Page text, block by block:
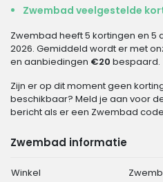
Zwembad veelgestelde
Zwembad heeft 5 kortingen en 5
2026. Gemiddeld wordt er met
en aanbiedingen €20 bespaard.
Zijn er op dit moment geen
beschikbaar? Meld je aan voor
bericht als er een Zwembad
Zwembad informatie
Winkel